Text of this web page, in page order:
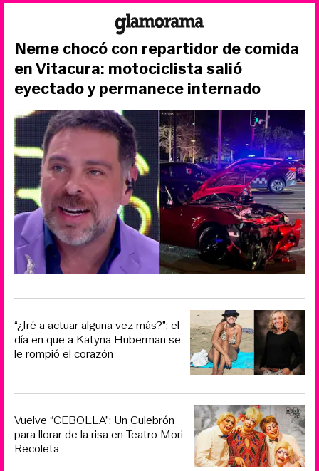
Neme chocó con repartidor de comida
en Vitacura: motociclista salió
eyectado y permanece internado
“¿Iré a actuar alguna vez más?”: el
día en que a Katyna Huberman se
le rompió el corazón
Vuelve “CEBOLLA”: Un Culebrón
para llorar de la risa en Teatro Mori
Recoleta